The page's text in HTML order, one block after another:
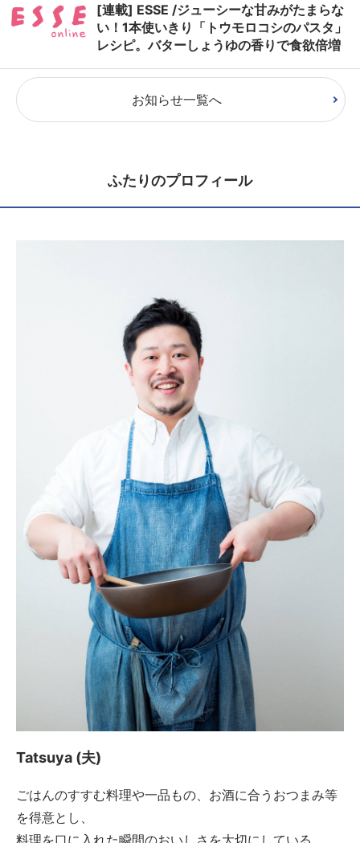
[連載] ESSE /ジューシーな甘みがたまらな
い！1本使いきり「トウモロコシのパスタ」
レシピ。バターしょうゆの香りで食欲倍増
お知らせ一覧へ
ふたりのプロフィール
Tatsuya (夫)
ごはんのすすむ料理や一品もの、お酒に合うおつまみ等
を得意とし、